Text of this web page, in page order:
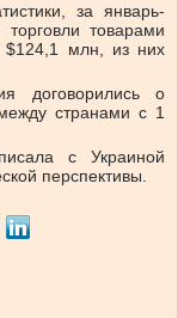
за январь-
товарами
$124,1 млн, из них
договорились о
странами с 1
с Украиной
перспективы.